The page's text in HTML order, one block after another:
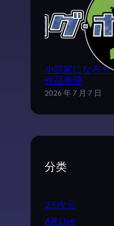
小説家になろう
作品整理
2026 年 7 月 7 日
分类
2.5次元
AR Live